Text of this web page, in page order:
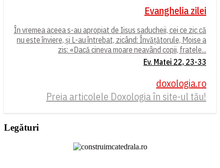
Evanghelia zilei
În vremea aceea s-au apropiat de Iisus saducheii, cei ce zic că
nu este înviere, și L-au întrebat, zicând: Învățătorule, Moise a
zis: «Dacă cineva moare neavând copii, fratele...
Ev. Matei 22, 23-33
doxologia.ro
Preia articolele Doxologia în site-ul tău!
Legături